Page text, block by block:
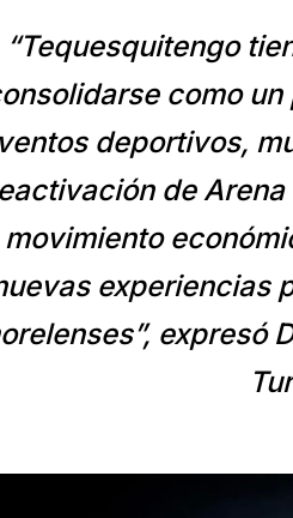
“Tequesquitengo
como
deportivos,
de
movimiento
experiencias
expresó